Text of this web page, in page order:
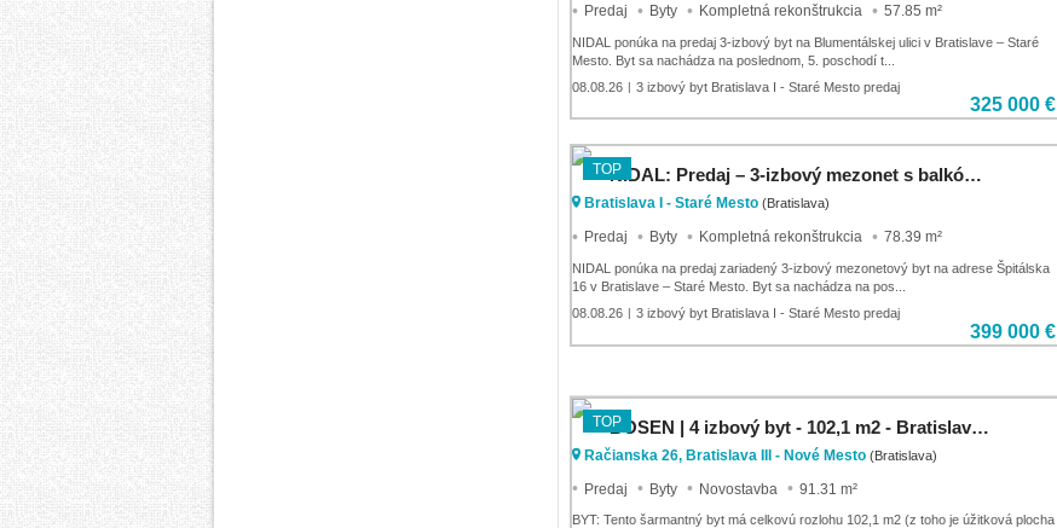
Predaj Byty Kompletná rekonštrukcia 57.85 m²
NIDAL ponúka na predaj 3-izbový byt na Blumentálskej ulici v Bratislave – Staré
Mesto. Byt sa nachádza na poslednom, 5. poschodí t...
08.08.26 | 3 izbový byt Bratislava I - Staré Mesto predaj
325 000 €
TOP NIDAL: Predaj – 3-izbový mezonet s balkónom na Špitálskej 16 v Starom Meste
Bratislava I - Staré Mesto (Bratislava)
Predaj Byty Kompletná rekonštrukcia 78.39 m²
NIDAL ponúka na predaj zariadený 3-izbový mezonetový byt na adrese Špitálska
16 v Bratislave – Staré Mesto. Byt sa nachádza na pos...
08.08.26 | 3 izbový byt Bratislava I - Staré Mesto predaj
399 000 €
TOP BOSEN | 4 izbový byt - 102,1 m2 - Bratislava - Urban Residence
Račianska 26, Bratislava III - Nové Mesto (Bratislava)
Predaj Byty Novostavba 91.31 m²
BYT: Tento šarmantný byt má celkovú rozlohu 102,1 m2 (z toho je úžitková plocha